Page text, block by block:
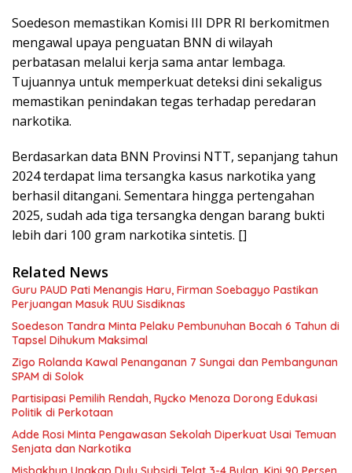
Soedeson memastikan Komisi III DPR RI berkomitmen
mengawal upaya penguatan BNN di wilayah
perbatasan melalui kerja sama antar lembaga.
Tujuannya untuk memperkuat deteksi dini sekaligus
memastikan penindakan tegas terhadap peredaran
narkotika.
Berdasarkan data BNN Provinsi NTT, sepanjang tahun
2024 terdapat lima tersangka kasus narkotika yang
berhasil ditangani. Sementara hingga pertengahan
2025, sudah ada tiga tersangka dengan barang bukti
lebih dari 100 gram narkotika sintetis. []
Related News
Guru PAUD Pati Menangis Haru, Firman Soebagyo Pastikan
Perjuangan Masuk RUU Sisdiknas
Soedeson Tandra Minta Pelaku Pembunuhan Bocah 6 Tahun di
Tapsel Dihukum Maksimal
Zigo Rolanda Kawal Penanganan 7 Sungai dan Pembangunan
SPAM di Solok
Partisipasi Pemilih Rendah, Rycko Menoza Dorong Edukasi
Politik di Perkotaan
Adde Rosi Minta Pengawasan Sekolah Diperkuat Usai Temuan
Senjata dan Narkotika